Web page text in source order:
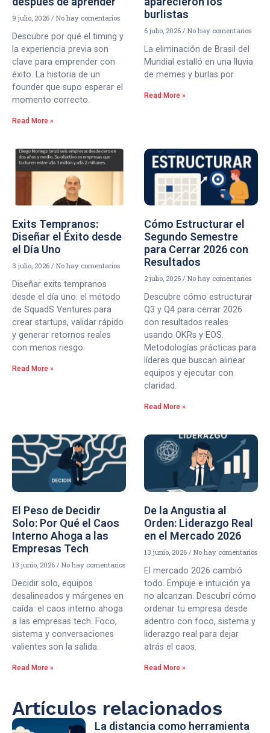
9 julio, 2026 No hay comentarios
Descubre por qué el timing y
la experiencia previa son
clave para emprender con
éxito. La historia de un
founder que supo esperar el
momento correcto.
Read More »
burlistas
6 julio, 2026 No hay comentarios
La eliminación de Brasil del
Mundial estalló en una lluvia
de memes y burlas por
Read More »
Exits Tempranos:
Diseñar el Éxito desde
el Día Uno
3 julio, 2026 No hay comentarios
Diseñar exits tempranos
desde el día uno: el método
de SquadS Ventures para
crear startups, validar rápido
y generar retornos reales
con menos riesgo.
Read More »
Cómo Estructurar el
Segundo Semestre
para Cerrar 2026 con
Resultados
2 julio, 2026 No hay comentarios
Descubre cómo estructurar
Q3 y Q4 para cerrar 2026
con resultados reales
usando OKRs y EOS.
Metodologías prácticas para
líderes que buscan alinear
equipos y ejecutar con
claridad.
Read More »
El Peso de Decidir
Solo: Por Qué el Caos
Interno Ahoga a las
Empresas Tech
13 junio, 2026 No hay comentarios
Decidir solo, equipos
desalineados y márgenes en
caída: el caos interno ahoga
a las empresas tech. Foco,
sistema y conversaciones
valientes son la salida.
Read More »
De la Angustia al
Orden: Liderazgo Real
en el Mercado 2026
13 junio, 2026 No hay comentarios
El mercado 2026 cambió
todo. Empuje e intuición ya
no alcanzan. Descubrí cómo
ordenar tu empresa desde
adentro con foco, sistema y
liderazgo real para dejar
atrás el caos.
Read More »
Artículos relacionados
La distancia como herramienta